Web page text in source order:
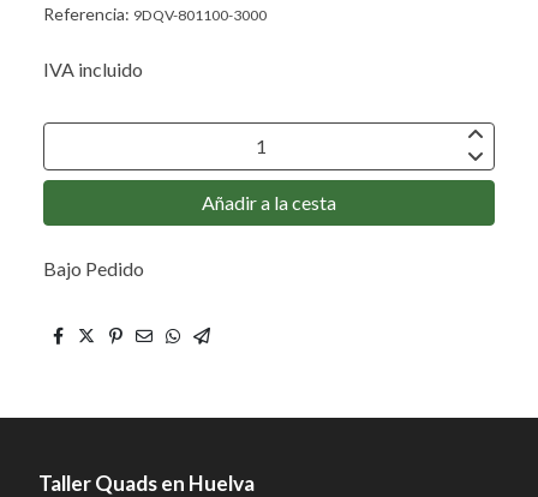
Referencia: 9DQV-801100-3000
IVA incluido
Añadir a la cesta
Bajo Pedido
Taller Quads en Huelva